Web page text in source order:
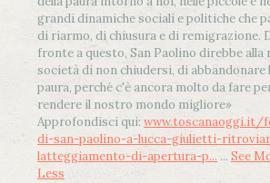
grandi dinamiche sociali e politiche che
di riarmo, di chiusura e di remigrazione.
fronte a questo, San Paolino direbbe alla
società di non chiudersi, di abbandonare
paura, perché c'è ancora molto da fare
rendere il nostro mondo migliore»
Approfondisci qui: www.toscanaoggi.it/
di-san-paolino-a-lucca-giulietti-
latteggiamento-di-apertura-p... ... See
Less